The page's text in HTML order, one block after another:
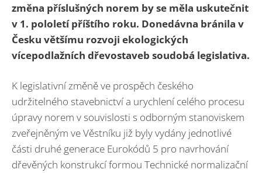
změna příslušných norem by se měla uskutečnit
v 1. pololetí příštího roku. Donedávna bránila v
Česku většímu rozvoji ekologických
vícepodlažních dřevostaveb soudobá legislativa.
K legislativní změně ve prospěch českého
udržitelného stavebnictví a urychlení celého procesu
úpravy norem v souvislosti s odborným stanoviskem
zveřejněným ve Věstníku již byly vydány jednotlivé
části druhé generace Eurokódů 5 pro navrhování
dřevěných konstrukcí formou Technické normalizační